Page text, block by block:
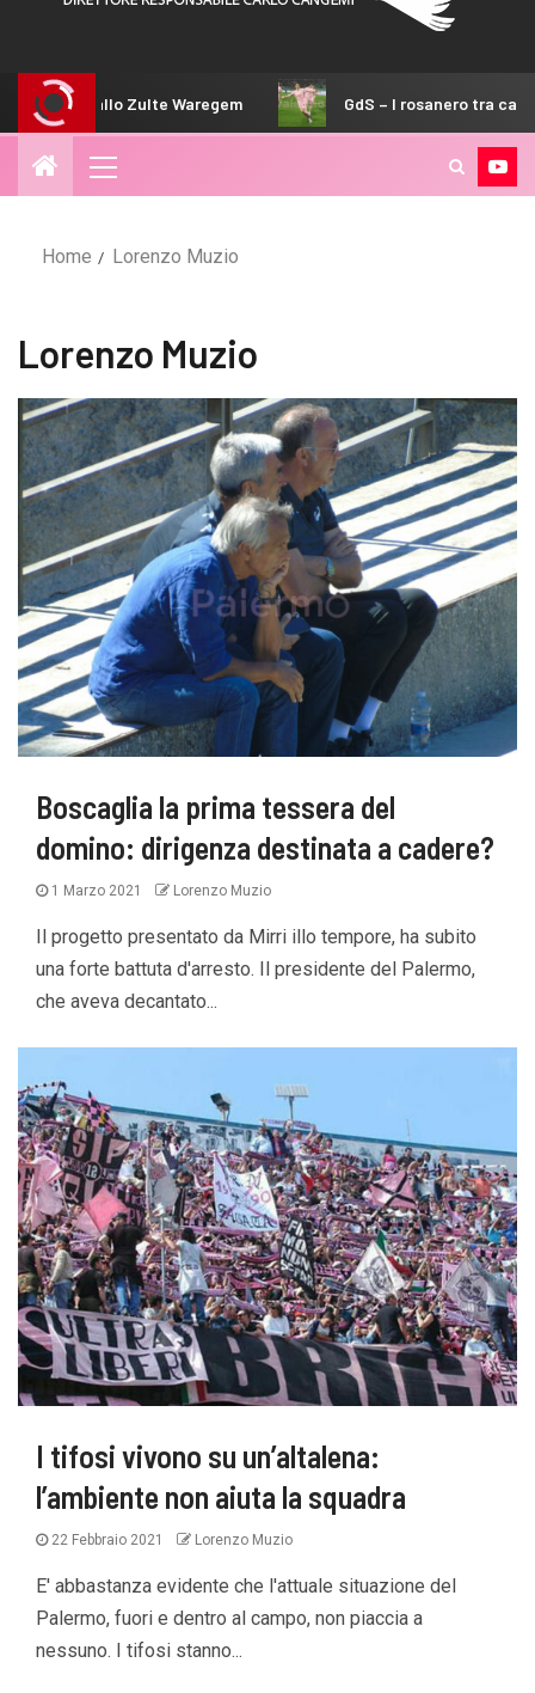
Waregem GdS – I rosanero tra canguri e koala. Al
Home Lorenzo Muzio
Lorenzo Muzio
Boscaglia la prima tessera del
domino: dirigenza destinata a cadere?
1 Marzo 2021 Lorenzo Muzio
Il progetto presentato da Mirri illo tempore, ha subito
una forte battuta d'arresto. Il presidente del Palermo,
che aveva decantato...
I tifosi vivono su un’altalena:
l’ambiente non aiuta la squadra
22 Febbraio 2021 Lorenzo Muzio
E' abbastanza evidente che l'attuale situazione del
Palermo, fuori e dentro al campo, non piaccia a
nessuno. I tifosi stanno...